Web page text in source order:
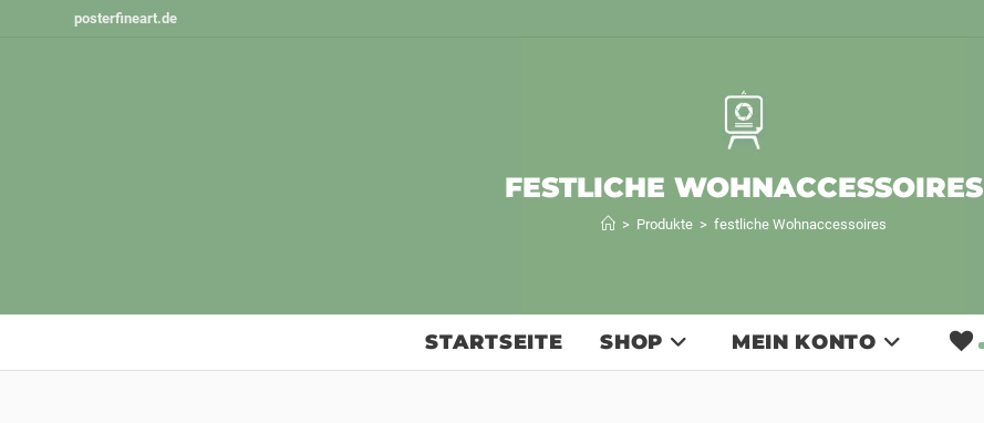
posterfineart.de
FESTLICHE WOHNACCESSOIRES
> Produkte > festliche Wohnaccessoires
STARTSEITE SHOP MEIN KONTO